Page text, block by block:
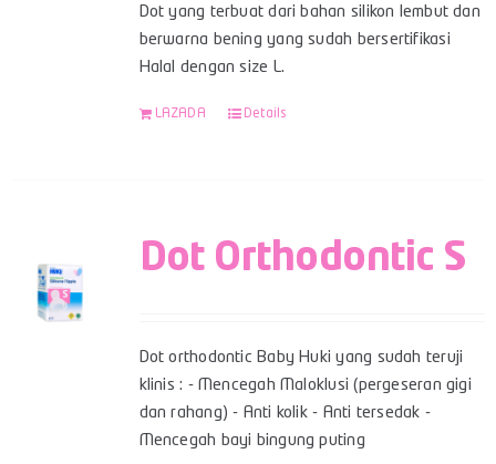
Dot yang terbuat dari bahan silikon lembut dan
berwarna bening yang sudah bersertifikasi
Halal dengan size L.
LAZADA Details
Dot Orthodontic S
Dot orthodontic Baby Huki yang sudah teruji
klinis : - Mencegah Maloklusi (pergeseran gigi
dan rahang) - Anti kolik - Anti tersedak -
Mencegah bayi bingung puting